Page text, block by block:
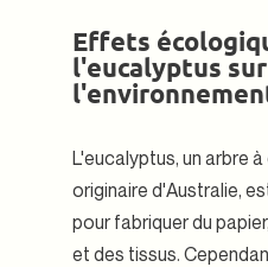
Effets
l'eucalyptus sur
L'eucalyptus, un arbre
originaire d'Australie,
pour fabriquer du
et des tissus.